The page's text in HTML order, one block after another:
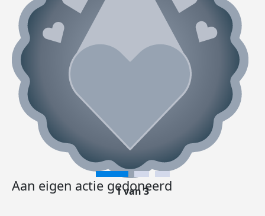
Aan eigen actie gedoneerd
1 van 3